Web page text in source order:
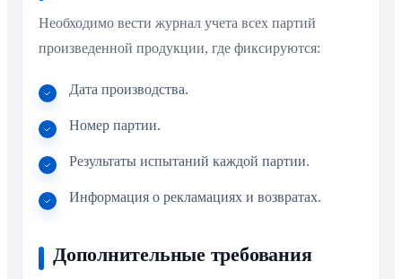
Необходимо вести журнал учета всех партий
произведенной продукции, где фиксируются:
Дата производства.
Номер партии.
Результаты испытаний каждой партии.
Информация о рекламациях и возвратах.
Дополнительные требования